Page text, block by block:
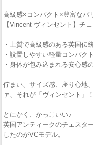
高級感×コンパクト×豊富なバ
【Vincent ヴィンセント】チ
・上質で高級感のある英国伝
・設置しやすい軽量コンパク
・身体が包み込まれる安心感
佇まい、サイズ感、座り心地
ァ、それが「ヴィンセント」！
とにかく、かっこいい♪
英国アンティークのチェスタ
したのがVCモデル。